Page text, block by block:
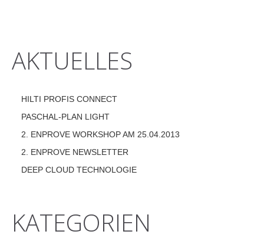
AKTUELLES
HILTI PROFIS CONNECT
PASCHAL-PLAN LIGHT
2. ENPROVE WORKSHOP AM 25.04.2013
2. ENPROVE NEWSLETTER
DEEP CLOUD TECHNOLOGIE
KATEGORIEN